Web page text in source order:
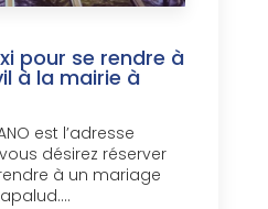
pour se rendre à
à la mairie à
est l’adresse
désirez réserver
à un mariage